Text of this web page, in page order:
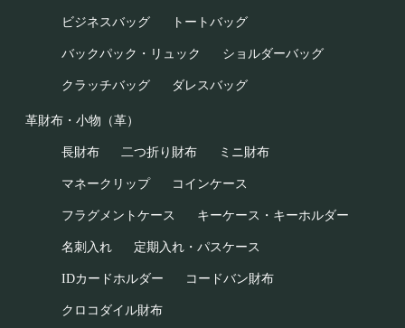
ビジネスバッグ トートバッグ
バックパック・リュック ショルダーバッグ
クラッチバッグ ダレスバッグ
革財布・小物（革）
長財布 二つ折り財布 ミニ財布
マネークリップ コインケース
フラグメントケース キーケース・キーホルダー
名刺入れ 定期入れ・パスケース
IDカードホルダー コードバン財布
クロコダイル財布